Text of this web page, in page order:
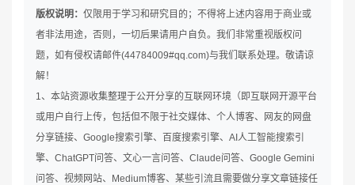
版权说明： 仅限用于学习和研究目的；不得将上述内容用于商业或
者非法用途，否则，一切后果请用户自负。我们非常重视版权问
题，如有侵权请邮件(44784009#qq.com)与我们联系处理。敬请谅
解！
1、本站资源收集整理于公开分享的互联网环境（即互联网开源平台
或用户自行上传，包括但不限于社交媒体、个人博客、网友的网盘
分享链接、Google搜索引擎、百度搜索引擎、AI人工智能搜索引
擎、ChatGPT问答、文心一言问答、Claude问答、Google Gemini
问答、视频网站、Medium博客、某些引流且需要做分享文章链接任